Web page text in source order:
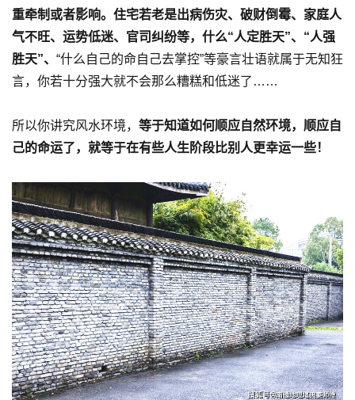
重牵制或者影响。住宅若老是出病伤灾、破财倒霉、家庭人
气不旺、运势低迷、官司纠纷等，什么“人定胜天”、“人强
胜天”、 “什么自己的命自己去掌控”等豪言壮语就属于无知狂
言，你若十分强大就不会那么糟糕和低迷了……
所以你讲究风水环境， 等于知道如何顺应自然环境，顺应自
己的命运了，就等于在有些人生阶段比别人更幸运一些！